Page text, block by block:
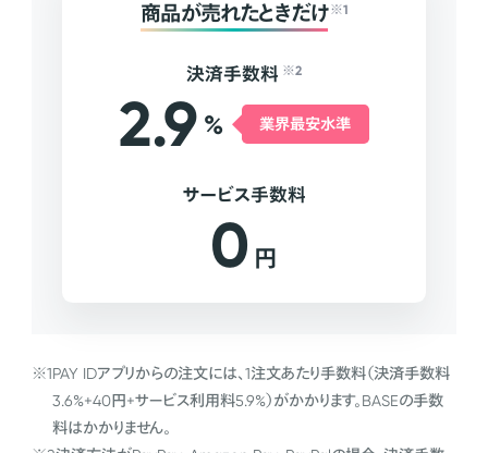
商品が売れたときだけ ※1
決済手数料 ※2
2.9 % 業界最安水準
サービス手数料
0 円
※1PAY IDアプリからの注文には、1注文あたり手数料（決済手数料
3.6%+40円+サービス利用料5.9%）がかかります。BASEの手数
料はかかりません。